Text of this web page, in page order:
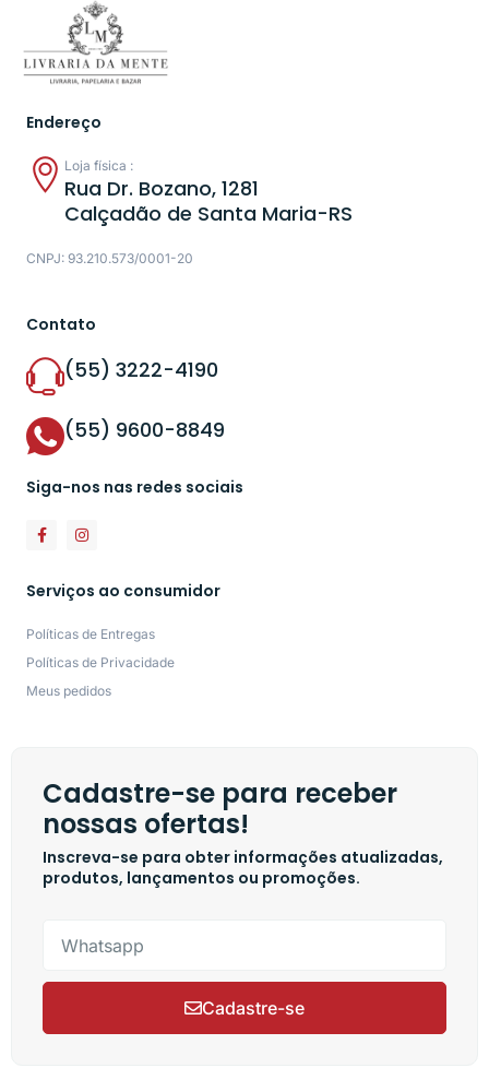
Endereço
Loja física :
Rua Dr. Bozano, 1281
Calçadão de Santa Maria-RS
CNPJ: 93.210.573/0001-20
Contato
(55) 3222-4190
(55) 9600-8849
Siga-nos nas redes sociais
Serviços ao consumidor
Políticas de Entregas
Políticas de Privacidade
Meus pedidos
Cadastre-se para receber
nossas ofertas!
Inscreva-se para obter informações atualizadas,
produtos, lançamentos ou promoções.
Cadastre-se